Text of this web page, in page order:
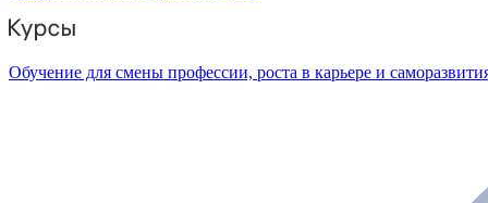
Обучение для смены профессии, роста в карьере и